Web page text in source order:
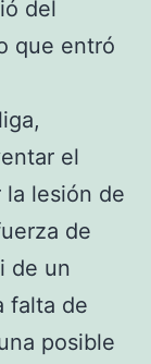
del
que entró
el
lesión de
de
de un
falta de
posible